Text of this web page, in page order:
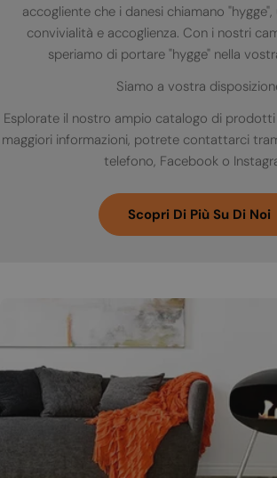
accogliente che i danesi chiamano
convivialità e accoglienza. Con i nostri
speriamo di portare "hygge" nella
Siamo a vostra
Esplorate il nostro ampio catalogo di
maggiori informazioni, potrete contattarci
telefono, Facebook o
Scopri Di Più Su Di Noi